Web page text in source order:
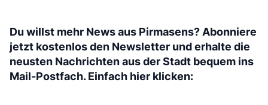
Du willst mehr News aus Pirmasens? Abonniere
jetzt kostenlos den Newsletter und erhalte die
neusten Nachrichten aus der Stadt bequem ins
Mail-Postfach. Einfach hier klicken: